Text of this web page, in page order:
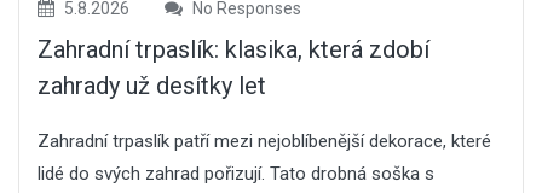
5.8.2026 No Responses
Zahradní trpaslík: klasika, která zdobí
zahrady už desítky let
Zahradní trpaslík patří mezi nejoblíbenější dekorace, které
lidé do svých zahrad pořizují. Tato drobná soška s